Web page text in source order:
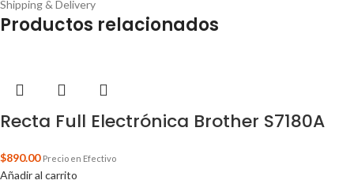
Shipping & Delivery
Productos relacionados
Recta Full Electrónica Brother S7180A
$890.00 Precio en Efectivo
Añadir al carrito